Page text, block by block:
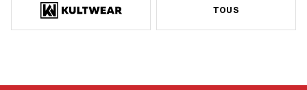
Champ d'application: Accessoires
Chimie
TOUS